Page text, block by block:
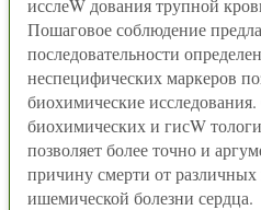
исслеW дования трупной
Пошаговое соблюдение
последовательности
неспецифических маркеров
биохимические исследования.
биохимических и гисW
позволяет более точно и
причину смерти от
ишемической болезни сердца.